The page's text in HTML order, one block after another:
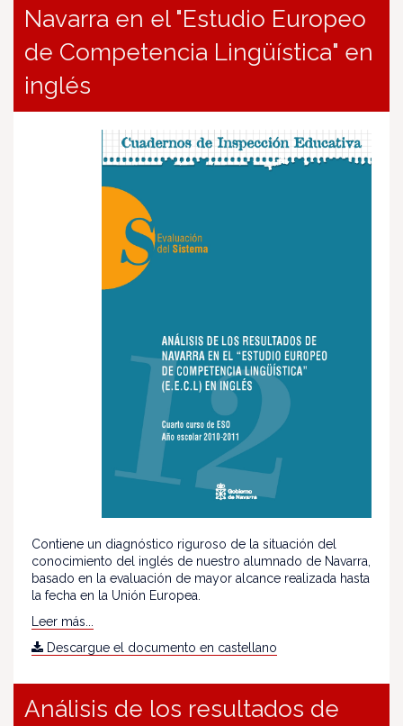
Navarra en el "Estudio Europeo
de Competencia Lingüística" en
inglés
Contiene un diagnóstico riguroso de la situación del
conocimiento del inglés de nuestro alumnado de Navarra,
basado en la evaluación de mayor alcance realizada hasta
la fecha en la Unión Europea.
Leer más...
Descargue el documento en castellano
Análisis de los resultados de